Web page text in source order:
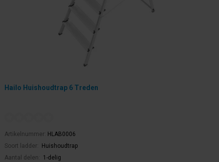
Hailo Huishoudtrap 6 Treden
Artikelnummer: HLAB0006
Soort ladder:
Huishoudtrap
Aantal delen:
1-delig